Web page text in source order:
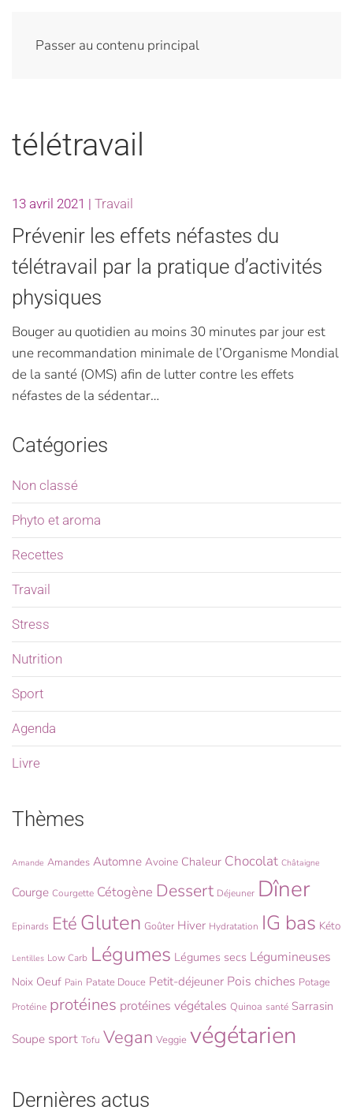
Passer au contenu principal
télétravail
13 avril 2021 | Travail
Prévenir les effets néfastes du
télétravail par la pratique d’activités
physiques
Bouger au quotidien au moins 30 minutes par jour est
une recommandation minimale de l’Organisme Mondial
de la santé (OMS) afin de lutter contre les effets
néfastes de la sédentar…
Catégories
Non classé
Phyto et aroma
Recettes
Travail
Stress
Nutrition
Sport
Agenda
Livre
Thèmes
Amande Amandes Automne Avoine Chaleur Chocolat Châtaigne
Courge Courgette Cétogène Dessert Déjeuner Dîner
Epinards Eté Gluten Goûter Hiver Hydratation IG bas Kéto
Lentilles Low Carb Légumes Légumes secs Légumineuses
Noix Oeuf Pain Patate Douce Petit-déjeuner Pois chiches Potage
Protéine protéines protéines végétales Quinoa santé Sarrasin
Soupe sport Tofu Vegan Veggie végétarien
Dernières actus